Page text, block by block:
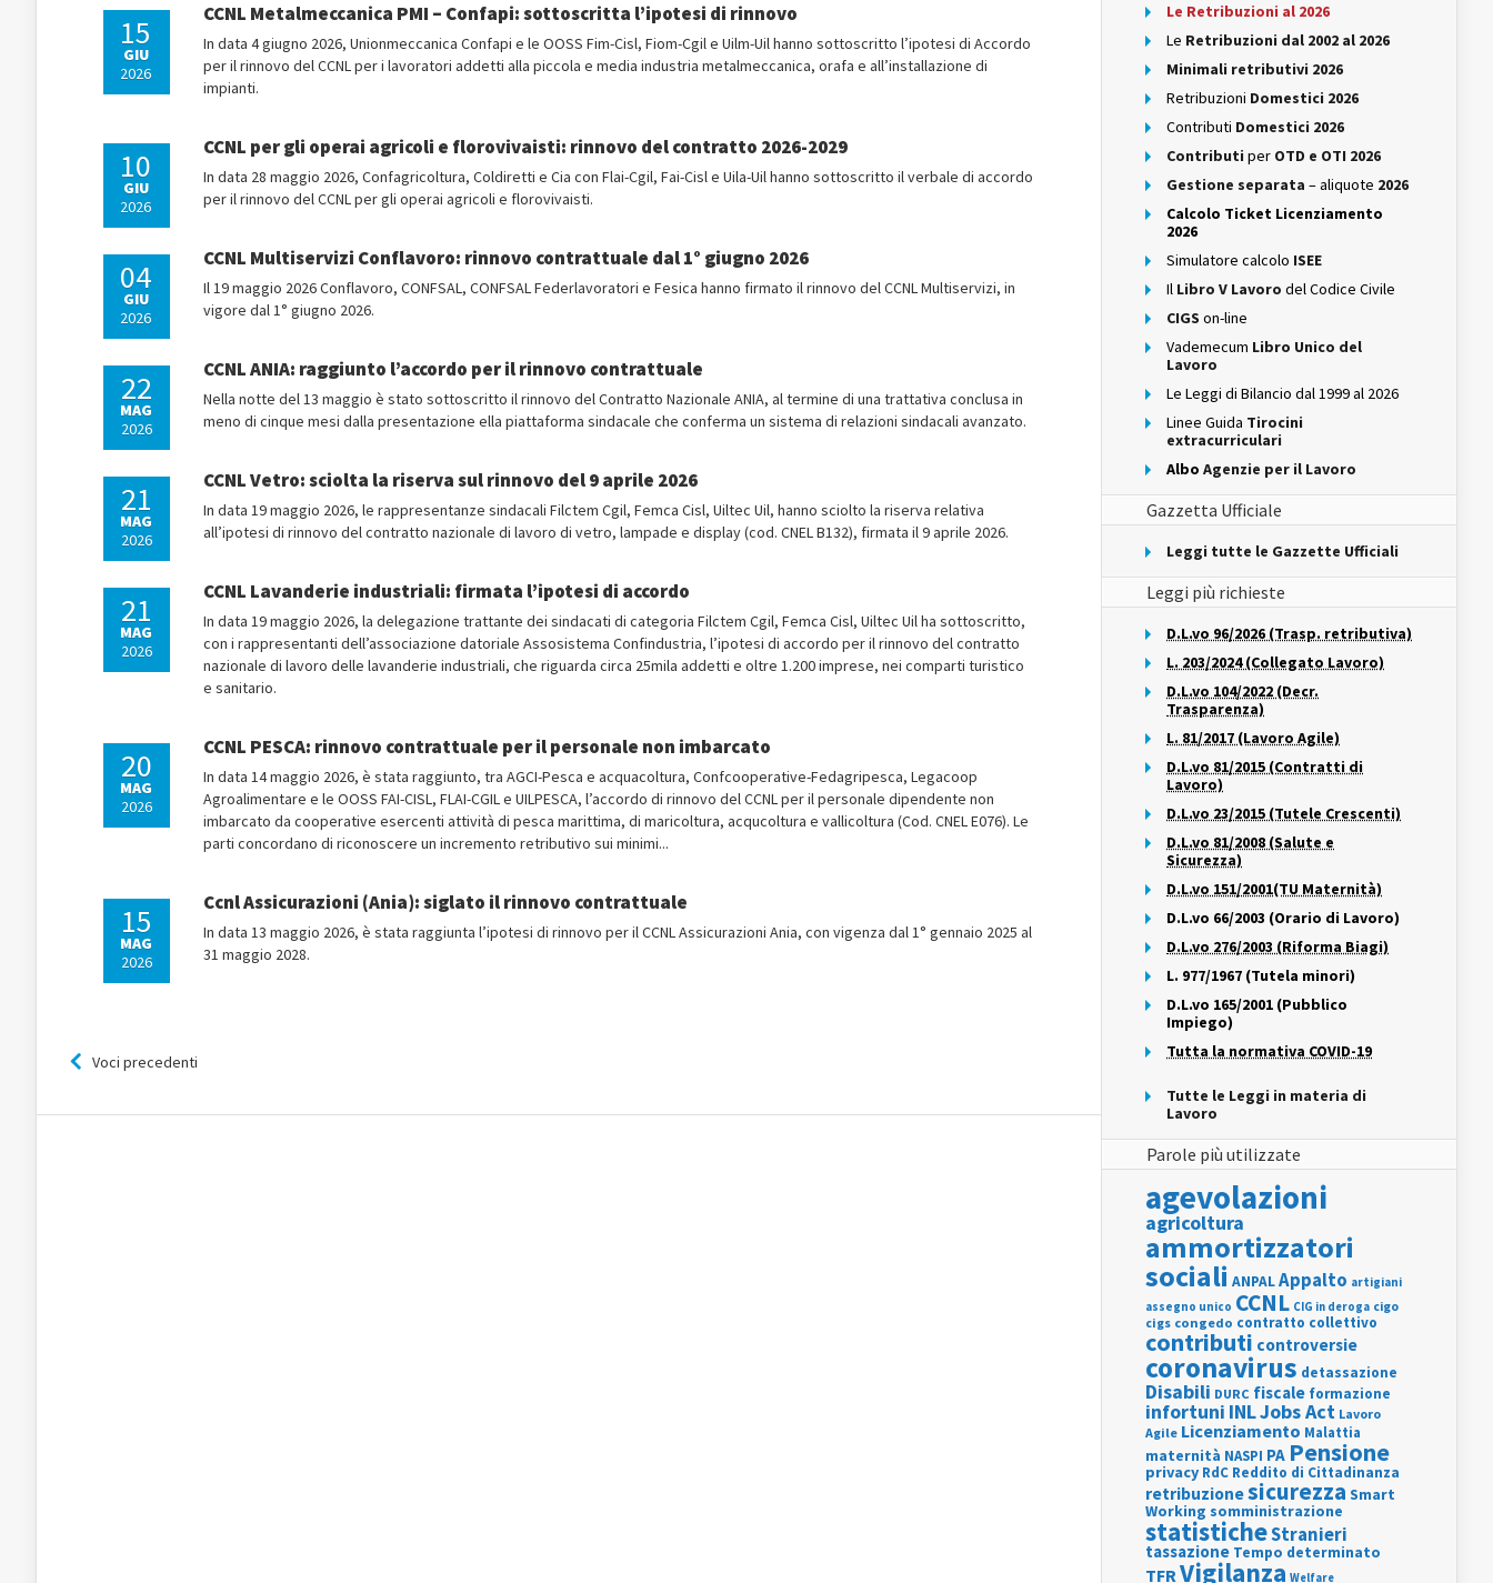
15
GIU
2026
CCNL Metalmeccanica PMI – Confapi: sottoscritta l’ipotesi di rinnovo
In data 4 giugno 2026, Unionmeccanica Confapi e le OOSS Fim-Cisl, Fiom-Cgil e Uilm-Uil hanno sottoscritto l’ipotesi di Accordo
per il rinnovo del CCNL per i lavoratori addetti alla piccola e media industria metalmeccanica, orafa e all’installazione di
impianti.
10
GIU
2026
CCNL per gli operai agricoli e florovivaisti: rinnovo del contratto 2026-2029
In data 28 maggio 2026, Confagricoltura, Coldiretti e Cia con Flai-Cgil, Fai-Cisl e Uila-Uil hanno sottoscritto il verbale di accordo
per il rinnovo del CCNL per gli operai agricoli e florovivaisti.
04
GIU
2026
CCNL Multiservizi Conflavoro: rinnovo contrattuale dal 1° giugno 2026
Il 19 maggio 2026 Conflavoro, CONFSAL, CONFSAL Federlavoratori e Fesica hanno firmato il rinnovo del CCNL Multiservizi, in
vigore dal 1° giugno 2026.
22
MAG
2026
CCNL ANIA: raggiunto l’accordo per il rinnovo contrattuale
Nella notte del 13 maggio è stato sottoscritto il rinnovo del Contratto Nazionale ANIA, al termine di una trattativa conclusa in
meno di cinque mesi dalla presentazione ella piattaforma sindacale che conferma un sistema di relazioni sindacali avanzato.
21
MAG
2026
CCNL Vetro: sciolta la riserva sul rinnovo del 9 aprile 2026
In data 19 maggio 2026, le rappresentanze sindacali Filctem Cgil, Femca Cisl, Uiltec Uil, hanno sciolto la riserva relativa
all’ipotesi di rinnovo del contratto nazionale di lavoro di vetro, lampade e display (cod. CNEL B132), firmata il 9 aprile 2026.
21
MAG
2026
CCNL Lavanderie industriali: firmata l’ipotesi di accordo
In data 19 maggio 2026, la delegazione trattante dei sindacati di categoria Filctem Cgil, Femca Cisl, Uiltec Uil ha sottoscritto,
con i rappresentanti dell’associazione datoriale Assosistema Confindustria, l’ipotesi di accordo per il rinnovo del contratto
nazionale di lavoro delle lavanderie industriali, che riguarda circa 25mila addetti e oltre 1.200 imprese, nei comparti turistico
e sanitario.
20
MAG
2026
CCNL PESCA: rinnovo contrattuale per il personale non imbarcato
In data 14 maggio 2026, è stata raggiunto, tra AGCI-Pesca e acquacoltura, Confcooperative-Fedagripesca, Legacoop
Agroalimentare e le OOSS FAI-CISL, FLAI-CGIL e UILPESCA, l’accordo di rinnovo del CCNL per il personale dipendente non
imbarcato da cooperative esercenti attività di pesca marittima, di maricoltura, acqucoltura e vallicoltura (Cod. CNEL E076). Le
parti concordano di riconoscere un incremento retributivo sui minimi...
15
MAG
2026
Ccnl Assicurazioni (Ania): siglato il rinnovo contrattuale
In data 13 maggio 2026, è stata raggiunta l’ipotesi di rinnovo per il CCNL Assicurazioni Ania, con vigenza dal 1° gennaio 2025 al
31 maggio 2028.
Voci precedenti
Le Retribuzioni al 2026
Le Retribuzioni dal 2002 al 2026
Minimali retributivi 2026
Retribuzioni Domestici 2026
Contributi Domestici 2026
Contributi per OTD e OTI 2026
Gestione separata – aliquote 2026
Calcolo Ticket Licenziamento
2026
Simulatore calcolo ISEE
Il Libro V Lavoro del Codice Civile
CIGS on-line
Vademecum Libro Unico del
Lavoro
Le Leggi di Bilancio dal 1999 al 2026
Linee Guida Tirocini
extracurriculari
Albo Agenzie per il Lavoro
Gazzetta Ufficiale
Leggi tutte le Gazzette Ufficiali
Leggi più richieste
D.L.vo 96/2026 (Trasp. retributiva)
L. 203/2024 (Collegato Lavoro)
D.L.vo 104/2022 (Decr.
Trasparenza)
L. 81/2017 (Lavoro Agile)
D.L.vo 81/2015 (Contratti di
Lavoro)
D.L.vo 23/2015 (Tutele Crescenti)
D.L.vo 81/2008 (Salute e
Sicurezza)
D.L.vo 151/2001(TU Maternità)
D.L.vo 66/2003 (Orario di Lavoro)
D.L.vo 276/2003 (Riforma Biagi)
L. 977/1967 (Tutela minori)
D.L.vo 165/2001 (Pubblico
Impiego)
Tutta la normativa COVID-19
Tutte le Leggi in materia di
Lavoro
Parole più utilizzate
agevolazioni
agricoltura
ammortizzatori
sociali ANPALAppalto artigiani
assegno unico CCNL CIG in deroga cigo
cigs congedo contratto collettivo
contributi controversie
coronavirus detassazione
Disabili DURC fiscale formazione
infortuni INLJobs Act Lavoro
Agile Licenziamento Malattia
maternità NASPI PA Pensione
privacy RdC Reddito di Cittadinanza
retribuzionesicurezza Smart
Working somministrazione
statisticheStranieri
tassazione Tempo determinato
TFRVigilanza Welfare